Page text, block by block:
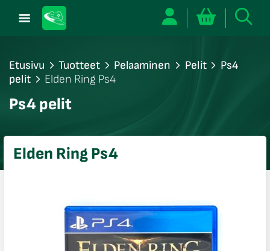
Etusivu Tuotteet Pelaaminen Pelit
Ps4
pelit
Elden Ring Ps4
Ps4 pelit
Elden Ring Ps4
sulje
sulje